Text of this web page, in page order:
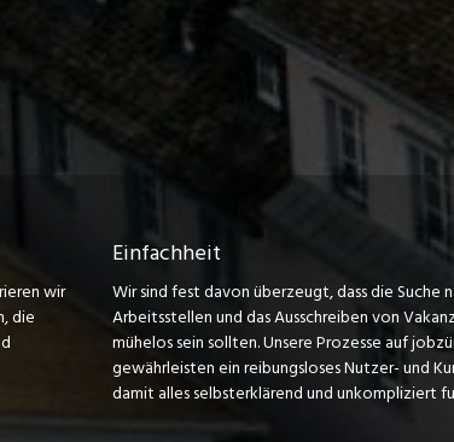
wir
die
Einfachheit
Wir sind fest davon überzeugt, dass die Suche
Arbeitsstellen und das Ausschreiben von
mühelos sein sollten. Unsere Prozesse auf
gewährleisten ein reibungsloses Nutzer- und
damit alles selbsterklärend und unkompliziert